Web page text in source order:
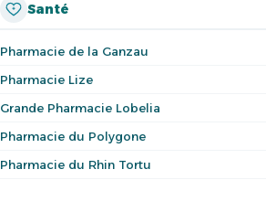
Santé
Pharmacie de la Ganzau
Pharmacie Lize
Grande Pharmacie Lobelia
Pharmacie du Polygone
Pharmacie du Rhin Tortu